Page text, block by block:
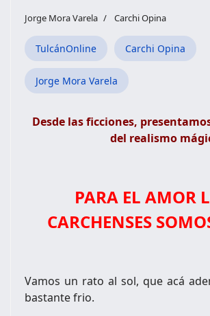
Jorge Mora Varela Carchi Opina
TulcánOnline Carchi Opina
Jorge Mora Varela
Desde las ficciones,
del realismo
PARA EL AMOR
CARCHENSES
Vamos un rato al sol, que acá
bastante frio.